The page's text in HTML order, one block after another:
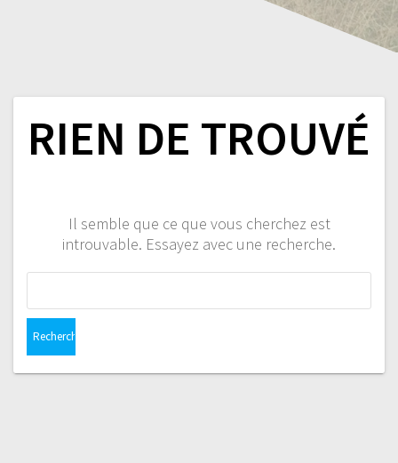
RIEN DE TROUVÉ
Il semble que ce que vous cherchez est
introuvable. Essayez avec une recherche.